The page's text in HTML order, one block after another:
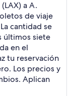
a A.
de viaje
cantidad se
últimos siete
en el
tu reservación
Los precios y
Aplican